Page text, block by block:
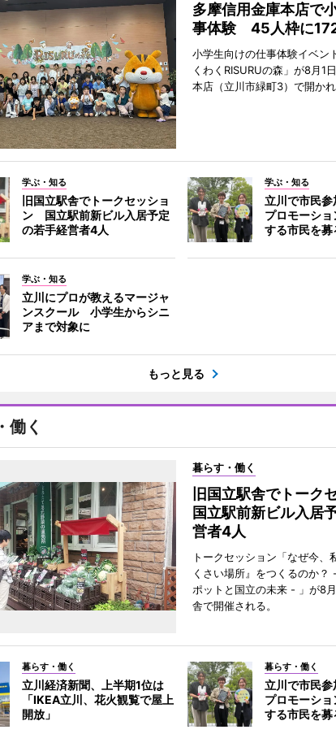
多摩信用金庫本店で
事体験 45人枠に
小学生向けの仕事体験イベン
くわくRISURUの森」が8月1
本店（立川市緑町3）で開かれ
学ぶ・知る
旧国立駅舎でトークセッショ
ン 国立駅前新ビル入居予定
の若手経営者4人
学ぶ・知る
立川で市民
プロモーシ
する市民を募
学ぶ・知る
立川にプロが教えるマージャ
ンスクール 小学生からシニ
アまで対象に
もっと見る
働く
暮らす・働く
旧国立駅舎でトーク
国立駅前新ビル入居
営者4人
トークセッション「なぜ今、
くさい場所』をつくるのか？
ポットと国立の未来 - 」が8
舎で開催される。
暮らす・働く
立川経済新聞、上半期1位は
「IKEA立川、花火観覧で屋上
開放」
暮らす・働く
立川で市民
プロモーシ
する市民を募